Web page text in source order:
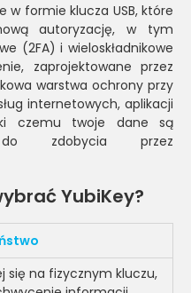
formie klucza USB, które
autoryzację, w tym
(2FA) i wieloskładnikowe
zaprojektowane przez
warstwa ochrony przy
internetowych, aplikacji
czemu twoje dane są
zdobycia przez
YubiKey?
się na fizycznym kluczu,